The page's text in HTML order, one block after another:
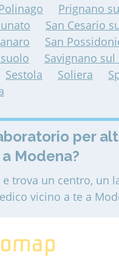
Prignano
San Cesario
San
Savignano sul
Sestola Soliera
per
Modena?
trova un centro, un
vicino a te a